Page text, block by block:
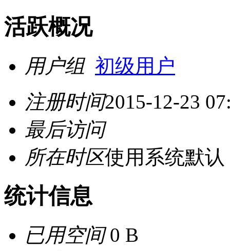
活跃概况
用户组 初级用户
注册时间2015-12-23
最后访问
所在时区使用系统默认
统计信息
已用空间0 B